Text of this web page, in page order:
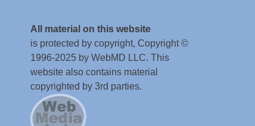
All material on this website
is protected by copyright, Copyright ©
1996-2025 by WebMD LLC. This
website also contains material
copyrighted by 3rd parties.